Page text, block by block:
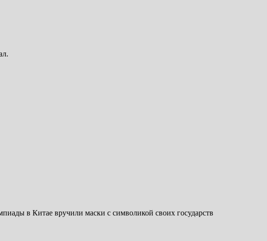
в Китае вручили маски с символикой своих государств